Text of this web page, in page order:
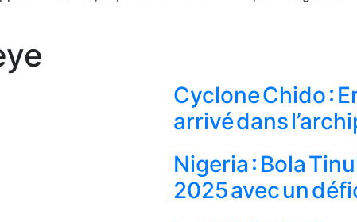
Cyclone Chido :
arrivé dans
Nigeria : Bola
2025 avec un